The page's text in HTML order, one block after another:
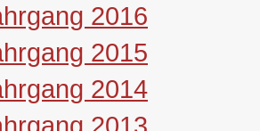
2016
2015
2014